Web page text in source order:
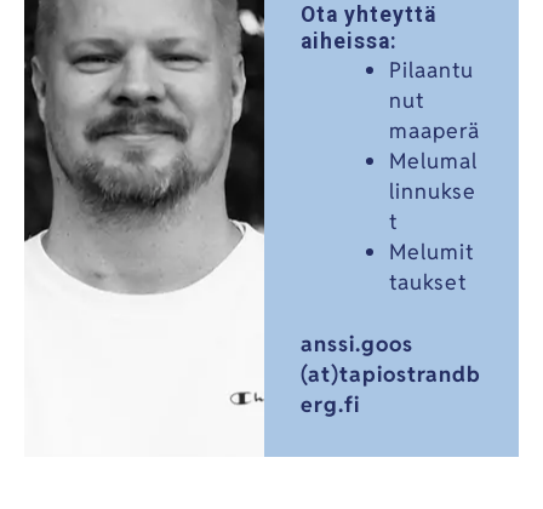
Ota yhteyttä
aiheissa:
Pilaantu
nut
maaperä
Melumal
linnukse
t
Melumit
taukset
anssi.goos
(at)tapiostrandb
erg.fi